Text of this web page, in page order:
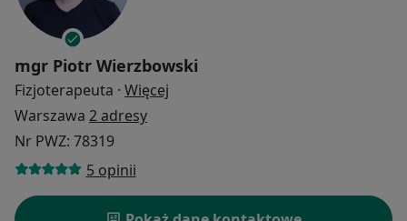
mgr Piotr Wierzbowski
Fizjoterapeuta · Więcej
Warszawa 2 adresy
Nr PWZ: 78319
5 opinii